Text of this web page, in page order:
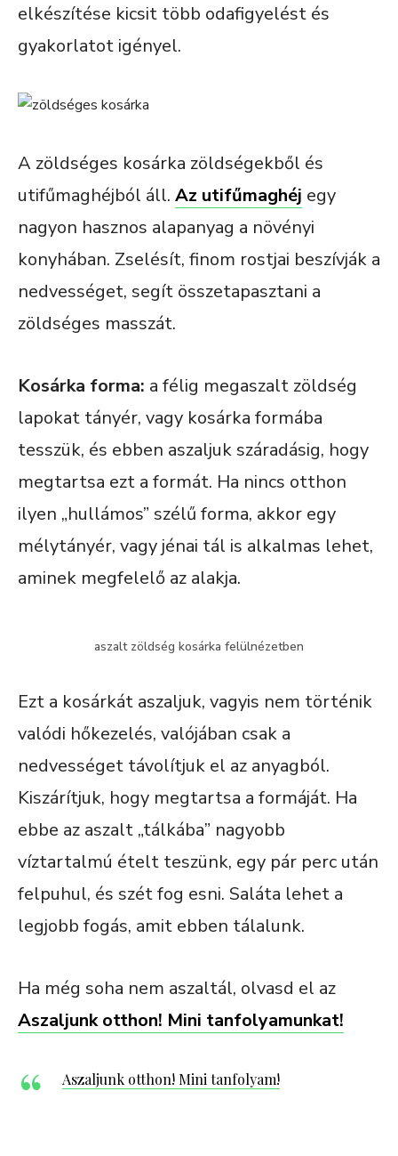
elkészítése kicsit több odafigyelést és
gyakorlatot igényel.
A zöldséges kosárka zöldségekből és
utifűmaghéjból áll. Az utifűmaghéj egy
nagyon hasznos alapanyag a növényi
konyhában. Zselésít, finom rostjai beszívják a
nedvességet, segít összetapasztani a
zöldséges masszát.
Kosárka forma: a félig megaszalt zöldség
lapokat tányér, vagy kosárka formába
tesszük, és ebben aszaljuk száradásig, hogy
megtartsa ezt a formát. Ha nincs otthon
ilyen „hullámos” szélű forma, akkor egy
mélytányér, vagy jénai tál is alkalmas lehet,
aminek megfelelő az alakja.
aszalt zöldség kosárka felülnézetben
Ezt a kosárkát aszaljuk, vagyis nem történik
valódi hőkezelés, valójában csak a
nedvességet távolítjuk el az anyagból.
Kiszárítjuk, hogy megtartsa a formáját. Ha
ebbe az aszalt „tálkába” nagyobb
víztartalmú ételt teszünk, egy pár perc után
felpuhul, és szét fog esni. Saláta lehet a
legjobb fogás, amit ebben tálalunk.
Ha még soha nem aszaltál, olvasd el az
Aszaljunk otthon! Mini tanfolyamunkat!
Aszaljunk otthon! Mini tanfolyam!